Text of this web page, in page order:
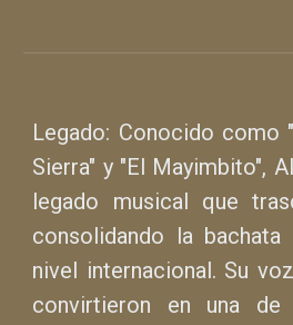
Legado: Conocido como
Sierra" y "El Mayimbito",
legado musical que
consolidando la
nivel internacional. Su
convirtieron en una